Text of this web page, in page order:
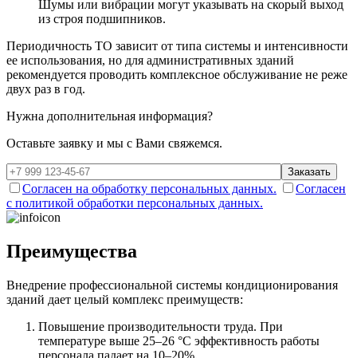
Шумы или вибрации могут указывать на скорый выход
из строя подшипников.
Периодичность ТО зависит от типа системы и интенсивности
ее использования, но для административных зданий
рекомендуется проводить комплексное обслуживание не реже
двух раз в год.
Нужна дополнительная информация?
Оставьте заявку и мы с Вами свяжемся.
Заказать
Согласен на обработку персональных данных.
Согласен
с политикой обработки персональных данных.
Преимущества
Внедрение профессиональной системы кондиционирования
зданий дает целый комплекс преимуществ:
Повышение производительности труда. При
температуре выше 25–26 °C эффективность работы
персонала падает на 10–20%.